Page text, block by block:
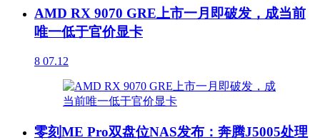
AMD RX 9070 GRE上市一月即破发，成当前
唯一低于官价显卡
8 07.12
零刻ME Pro双盘位NAS发布：奔腾J5005处理